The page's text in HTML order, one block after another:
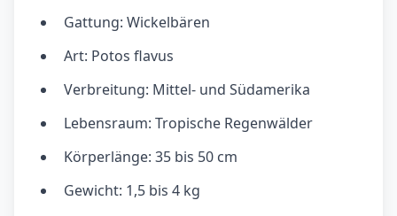
Gattung: Wickelbären
Art: Potos flavus
Verbreitung: Mittel- und Südamerika
Lebensraum: Tropische Regenwälder
Körperlänge: 35 bis 50 cm
Gewicht: 1,5 bis 4 kg